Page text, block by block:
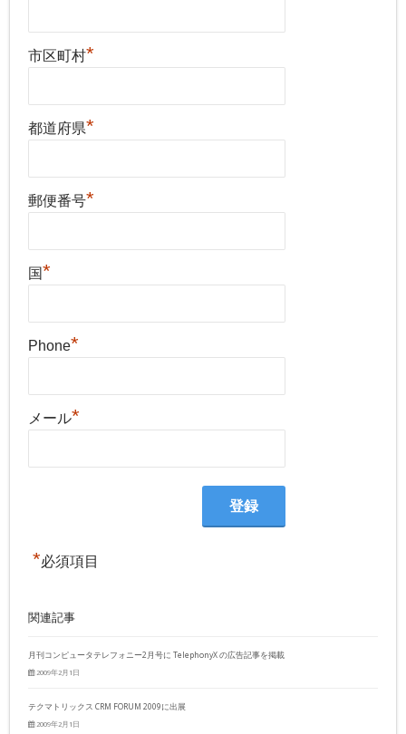
市区町村*
都道府県*
郵便番号*
国*
Phone*
メール*
*必須項目
関連記事
月刊コンピュータテレフォニー2月号に TelephonyX の広告記事を掲載
2009年2月1日
テクマトリックス CRM FORUM 2009に出展
2009年2月1日